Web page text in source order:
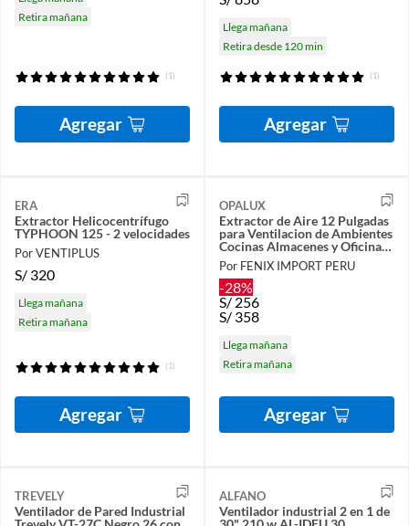
Retira mañana
(1)
Agregar
Llega mañana
Retira desde 120 min
(1)
Agregar
ERA
Extractor Helicocentrífugo
TYPHOON 125 - 2 velocidades
Por VENTIPLUS
S/ 320
Llega mañana
Retira mañana
(1)
Agregar
OPALUX
Extractor de Aire 12 Pulgadas
para Ventilacion de Ambientes
Cocinas Almacenes y Oficinas
OP-AC12
Por FENIX IMPORT PERU
-28%
S/256
S/ 358
Llega mañana
Retira mañana
Agregar
TREVELY
Ventilador de Pared Industrial
ALFANO
Ventilador industrial 2 en 1 de